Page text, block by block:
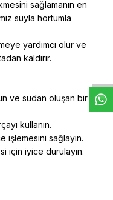
sağlamanın en
suyla hortumla
yardımcı olur ve
kaldırır.
ve sudan oluşan bir
kullanın.
işlemesini sağlayın.
için iyice durulayın.